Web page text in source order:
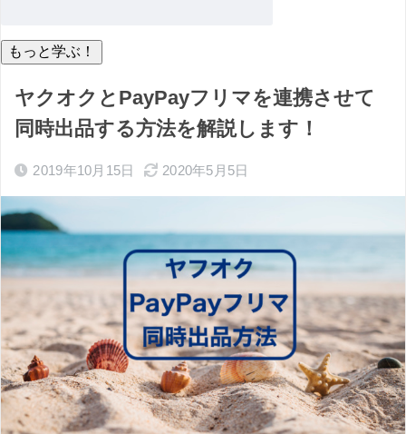
ヤクオクとPayPayフリマを連携させて
同時出品する方法を解説します！
2019年10月15日 2020年5月5日